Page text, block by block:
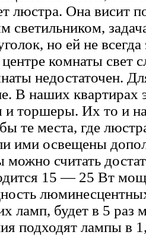
люстра. Она висит
светильником,
но ей не всегда
комнаты свет
недостаточен.
В наших квартирах
торшеры. Их то и
те места, где
ими освещены
считать
15 — 25 Вт
ламп, будет в 5 раз
подходят лампы в